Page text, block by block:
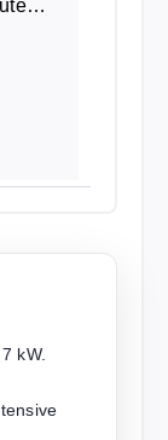
kW.